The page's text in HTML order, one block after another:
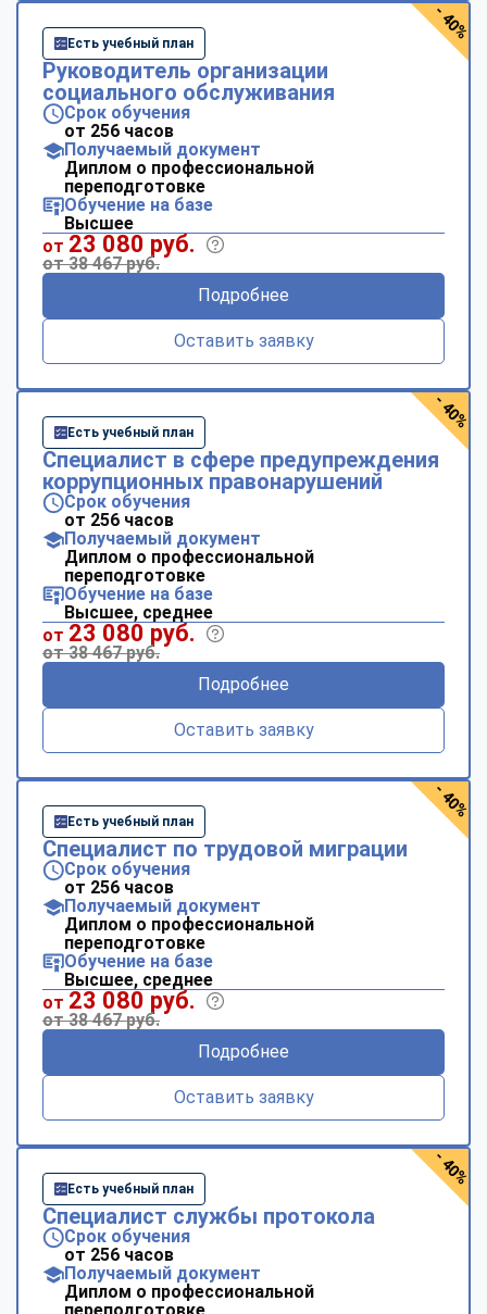
Есть учебный план
Руководитель организации
социального обслуживания
Срок обучения
от 256 часов
Получаемый документ
Диплом о профессиональной
переподготовке
Обучение на базе
Высшее
от 23 080 руб.
от 38 467 руб.
Подробнее
Оставить заявку
- 40%
Есть учебный план
Специалист в сфере предупреждения
коррупционных правонарушений
Срок обучения
от 256 часов
Получаемый документ
Диплом о профессиональной
переподготовке
Обучение на базе
Высшее, среднее
от 23 080 руб.
от 38 467 руб.
Подробнее
Оставить заявку
- 40%
Есть учебный план
Специалист по трудовой миграции
Срок обучения
от 256 часов
Получаемый документ
Диплом о профессиональной
переподготовке
Обучение на базе
Высшее, среднее
от 23 080 руб.
от 38 467 руб.
Подробнее
Оставить заявку
- 40%
Есть учебный план
Специалист службы протокола
Срок обучения
от 256 часов
Получаемый документ
Диплом о профессиональной
- 40%